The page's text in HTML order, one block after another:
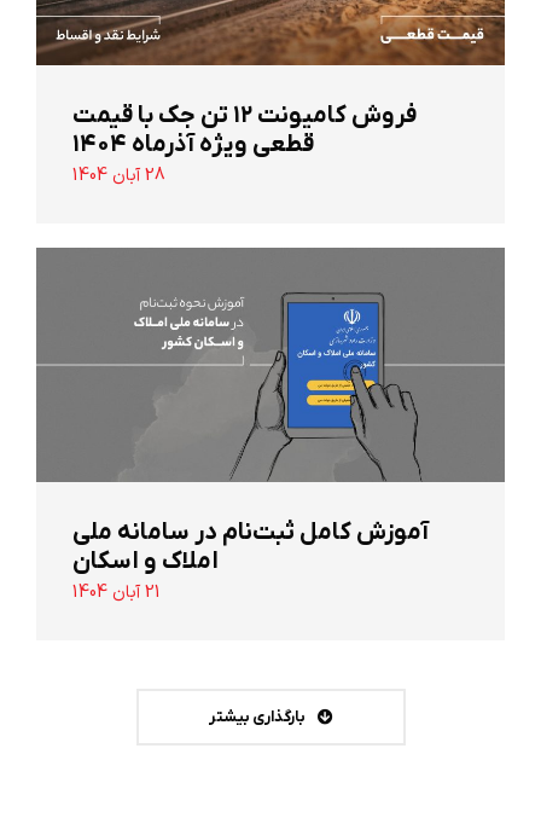
‌فروش کامیونت ۱۲ تن جک با قیمت
قطعی ویژه آذرماه ۱۴۰۴
28 آبان 1404
آموزش کامل ثبت‌نام در سامانه ملی
املاک و اسکان
21 آبان 1404
بارگذاری بیشتر